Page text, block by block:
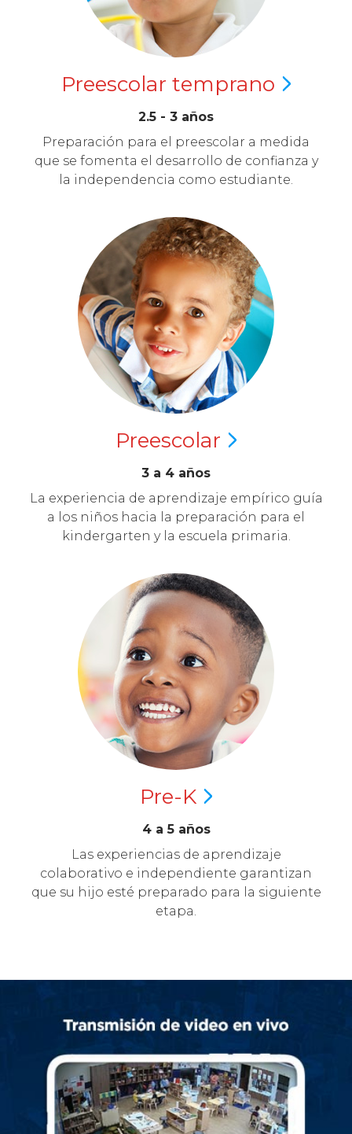
Preescolar temprano
2.5 - 3 años
Preparación para el preescolar a medida
que se fomenta el desarrollo de confianza y
la independencia como estudiante.
Preescolar
3 a 4 años
La experiencia de aprendizaje empírico guía
a los niños hacia la preparación para el
kindergarten y la escuela primaria.
Pre-K
4 a 5 años
Las experiencias de aprendizaje
colaborativo e independiente garantizan
que su hijo esté preparado para la siguiente
etapa.